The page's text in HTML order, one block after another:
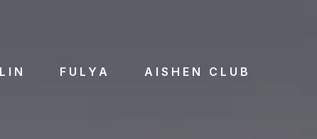
FULYA AISHEN CLUB